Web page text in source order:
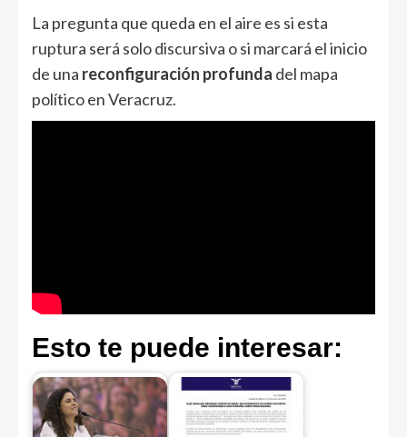
La pregunta que queda en el aire es si esta
ruptura será solo discursiva o si marcará el inicio
de una reconfiguración profunda del mapa
político en Veracruz.
Esto te puede interesar: